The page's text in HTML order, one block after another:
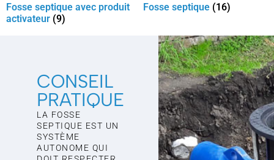
Fosse septique avec produit
activateur (9)
Fosse septique (16)
CONSEIL
PRATIQUE
LA FOSSE
SEPTIQUE EST UN
SYSTÈME
AUTONOME QUI